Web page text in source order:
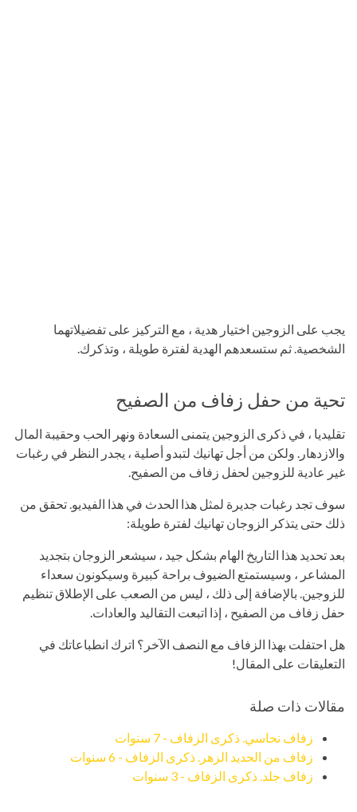
يجب على الزوجين اختيار هدية ، مع التركيز على تفضيلاتهما
الشخصية. ثم ستسعدهم الهدية لفترة طويلة ، وتذكرك.
تحية من حفل زفاف من الصفيح
تقليديا ، في ذكرى الزوجين يتمنى السعادة ونهر الحب وحقيبة المال
والازدهار. ولكن من أجل تهانيك لتبدو أصلية ، يجدر النظر في رغبات
غير عادية للزوجين لحفل زفاف من الصفيح.
سوف تجد رغبات جديرة لمثل هذا الحدث في هذا الفيديو. تحقق من
ذلك حتى يتذكر الزوجان تهانيك لفترة طويلة:
بعد تحديد هذا التاريخ الهام بشكل جيد ، سيشعر الزوجان بتجديد
المشاعر ، وسيستمتع الضيوف براحة كبيرة وسيكونون سعداء
للزوجين. بالإضافة إلى ذلك ، ليس من الصعب على الإطلاق تنظيم
حفل زفاف من الصفيح ، إذا اتبعت التقاليد والعادات.
هل احتفلت بهذا الزفاف مع النصف الآخر؟ اترك انطباعاتك في
التعليقات على المقال!
مقالات ذات صلة
زفاف نحاسي. ذكرى الزفاف - 7 سنوات
زفاف من الحديد الزهر. ذكرى الزفاف - 6 سنوات
زفاف جلد. ذكرى الزفاف - 3 سنوات